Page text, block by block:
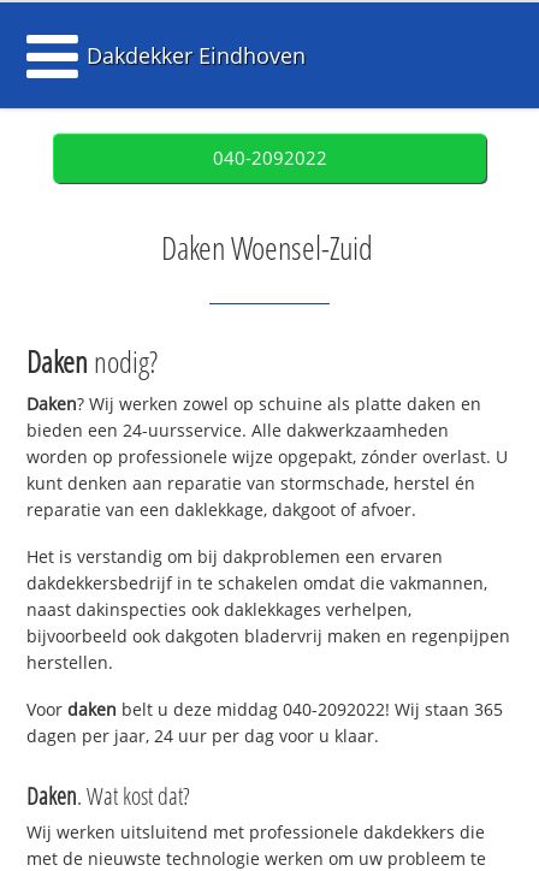
Dakdekker Eindhoven
040-2092022
Daken Woensel-Zuid
Daken nodig?
Daken? Wij werken zowel op schuine als platte daken en
bieden een 24-uursservice. Alle dakwerkzaamheden
worden op professionele wijze opgepakt, zónder overlast. U
kunt denken aan reparatie van stormschade, herstel én
reparatie van een daklekkage, dakgoot of afvoer.
Het is verstandig om bij dakproblemen een ervaren
dakdekkersbedrijf in te schakelen omdat die vakmannen,
naast dakinspecties ook daklekkages verhelpen,
bijvoorbeeld ook dakgoten bladervrij maken en regenpijpen
herstellen.
Voordaken belt u deze middag 040-2092022! Wij staan 365
dagen per jaar, 24 uur per dag voor u klaar.
Daken. Wat kost dat?
Wij werken uitsluitend met professionele dakdekkers die
met de nieuwste technologie werken om uw probleem te